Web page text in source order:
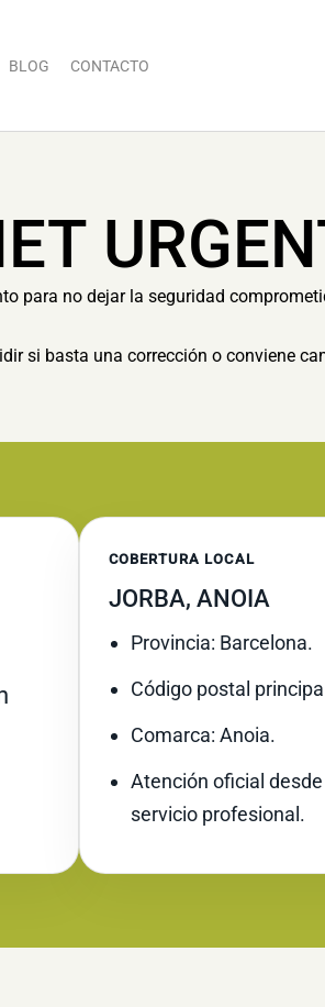
BLOG CONTACTO
para no dejar la seguridad
si basta una corrección o conviene
COBERTURA LOCAL
JORBA, ANOIA
Provincia: Barcelona.
Código postal
Comarca: Anoia.
Atención oficial
servicio profesional.